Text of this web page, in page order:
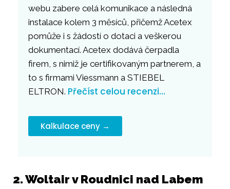
webu zabere celá komunikace a následná
instalace kolem 3 měsíců, přičemž Acetex
pomůže i s žádostí o dotaci a veškerou
dokumentací. Acetex dodává čerpadla
firem, s nimiž je certifikovaným partnerem, a
to s firmami Viessmann a STIEBEL
ELTRON. Přečíst celou recenzi…
Kalkulace ceny →
2. Woltair v Roudnici nad Labem